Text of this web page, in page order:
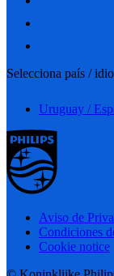
Selecciona país /
Uruguay /
Aviso de
Condiciones
Cookie notice